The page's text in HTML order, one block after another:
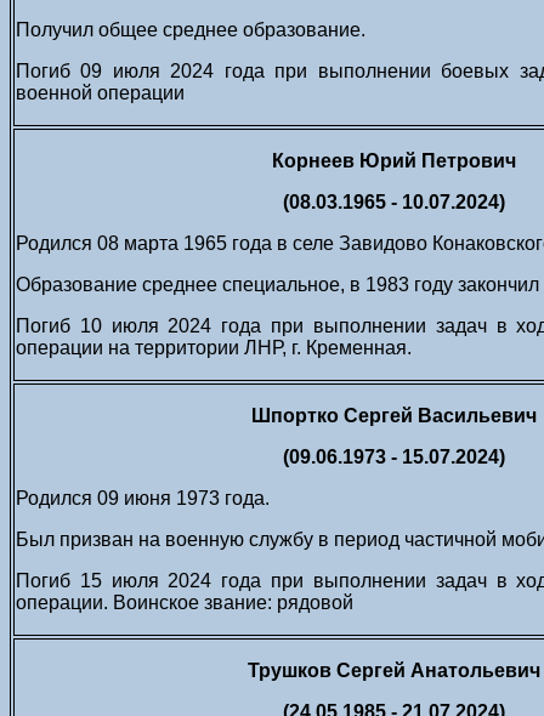
Получил общее среднее образование.
Погиб 09 июля 2024 года при выполнении боевых
военной операции
Корнеев Юрий Петрович
(08.03.1965 - 10.07.2024)
Родился 08 марта 1965 года в селе Завидово
Образование среднее специальное, в 1983 году
Погиб 10 июля 2024 года при выполнении задач в
операции на территории ЛНР, г. Кременная.
Шпортко Сергей Васильевич
(09.06.1973 - 15.07.2024)
Родился 09 июня 1973 года.
Был призван на военную службу в период частичной
Погиб 15 июля 2024 года при выполнении задач в
операции. Воинское звание: рядовой
Трушков Сергей Анатольевич
(24.05.1985 - 21.07.2024)